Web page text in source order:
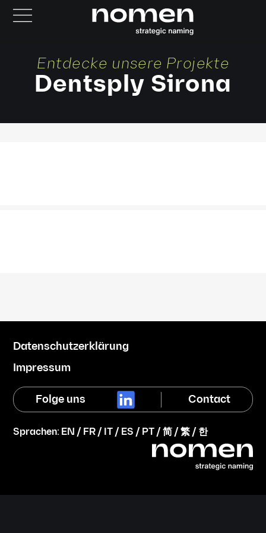
Entdecke unsere Projekte
Dentsply Sirona
Datenschutzerklärung
Impressum
Folge uns Contact
Sprachen: EN / FR / IT / ES / PT /简 /繁 / 한